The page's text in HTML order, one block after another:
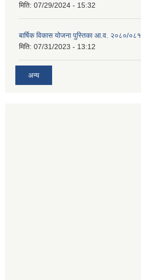
मिति: 07/29/2024 - 15:32
बार्षिक विकास योजना पुस्तिका आ.व. २०८०/०८१
मिति: 07/31/2023 - 13:12
अन्य